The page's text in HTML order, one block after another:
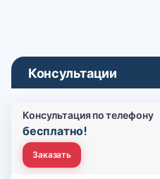
Консультации
Консультация по телефону
бесплатно!
Заказать